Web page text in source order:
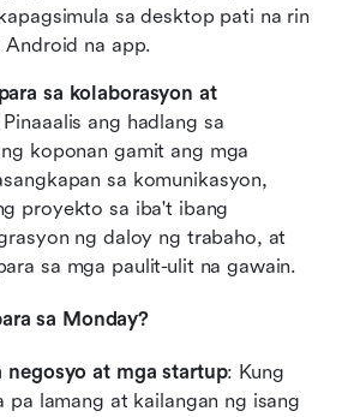
sa desktop pati na rin
Android na app.
sa kolaborasyon at
Pinaaalis ang hadlang sa
koponan gamit ang mga
sa komunikasyon,
proyekto sa iba't ibang
ng daloy ng trabaho, at
sa mga paulit-ulit na gawain.
sa Monday?
negosyo at mga startup: Kung
pa lamang at kailangan ng isang